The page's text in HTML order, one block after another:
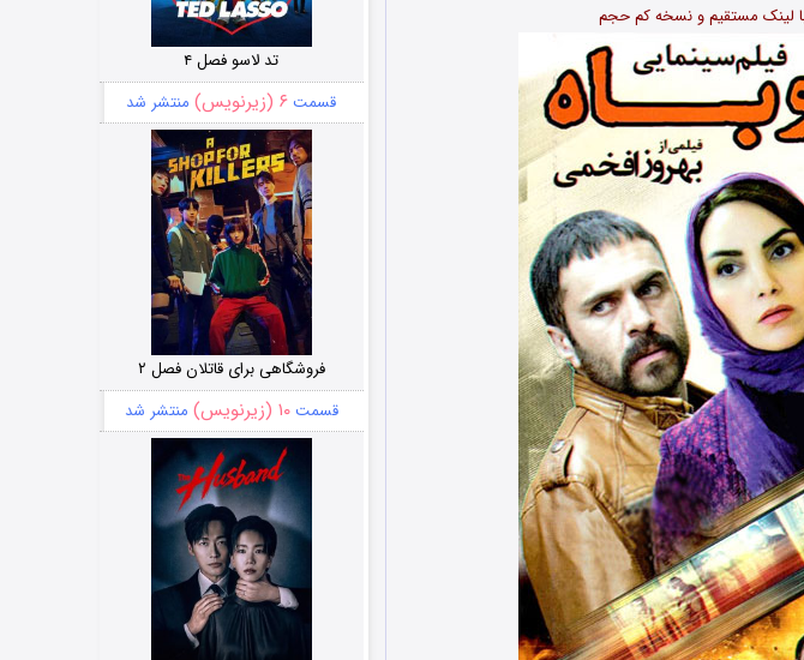
با لینک مستقیم و نسخه کم حجم
تد لاسو فصل ۴
قسمت ۶ (زیرنویس) منتشر شد
فروشگاهی برای قاتلان فصل ۲
قسمت۱۰ (زیرنویس) منتشر شد